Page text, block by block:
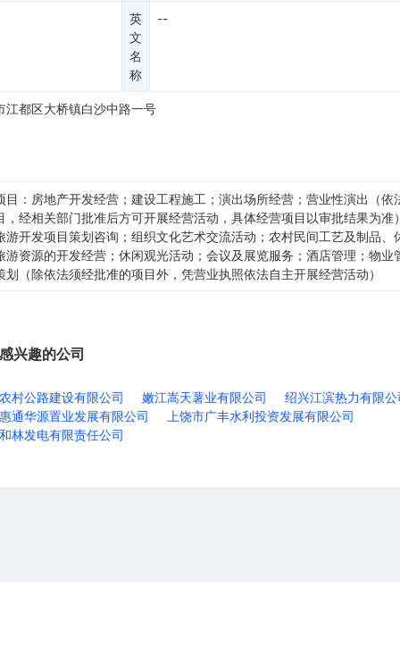
英
文
名
称
--
江都区大桥镇白沙中路一号
目：房地产开发经营；建设工程施工；演出场所经营；营业性演出（依
，经相关部门批准后方可开展经营活动，具体经营项目以审批结果为准
游开发项目策划咨询；组织文化艺术交流活动；农村民间工艺及制品、
游资源的开发经营；休闲观光活动；会议及展览服务；酒店管理；物业
划（除依法须经批准的项目外，凭营业执照依法自主开展经营活动）
兴趣的公司
村公路建设有限公司 嫩江嵩天薯业有限公司
绍兴江滨热力有限公
通华源置业发展有限公司
上饶市广丰水利投资发展有限公司
林发电有限责任公司